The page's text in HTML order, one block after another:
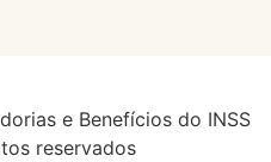
e Benefícios do INSS
reservados